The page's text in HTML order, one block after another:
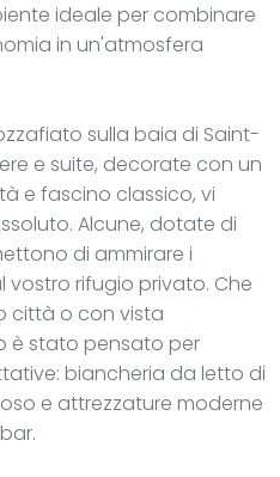
ideale per combinare
in un'atmosfera
sulla baia di Saint-
e suite, decorate con un
e fascino classico, vi
Alcune, dotate di
di ammirare i
vostro rifugio privato. Che
città o con vista
è stato pensato per
biancheria da letto di
e attrezzature moderne